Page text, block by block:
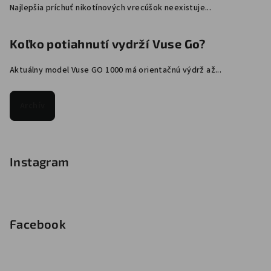
Najlepšia príchuť nikotínových vrecúšok neexistuje...
Koľko potiahnutí vydrží Vuse Go?
Aktuálny model Vuse GO 1000 má orientačnú výdrž až...
Instagram
Facebook